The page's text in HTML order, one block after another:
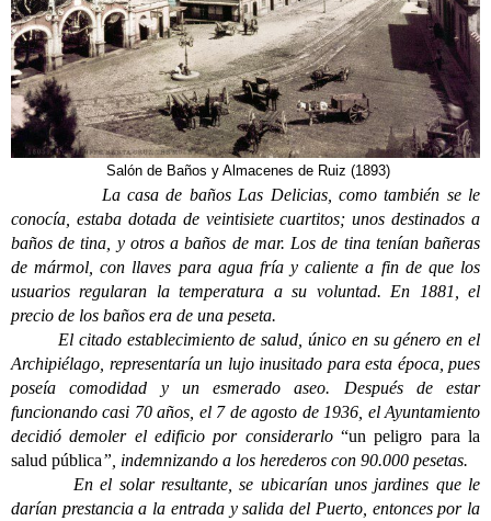
Salón de Baños y Almacenes de Ruiz (1893)
La casa de baños Las Delicias, como también se le
conocía, estaba dotada de veintisiete cuartitos; unos destinados a
baños de tina, y otros a baños de mar. Los de tina tenían bañeras
de mármol, con llaves para agua fría y caliente a fin de que los
usuarios regularan la temperatura a su voluntad. En 1881, el
precio de los baños era de una peseta.
El citado establecimiento de salud, único en su género en el
Archipiélago, representaría un lujo inusitado para esta época, pues
poseía comodidad y un esmerado aseo. Después de estar
funcionando casi 70 años, el 7 de agosto de 1936, el Ayuntamiento
decidió demoler el edificio por considerarlo “un peligro para la
salud pública”, indemnizando a los herederos con 90.000 pesetas.
En el solar resultante, se ubicarían unos jardines que le
darían prestancia a la entrada y salida del Puerto, entonces por la